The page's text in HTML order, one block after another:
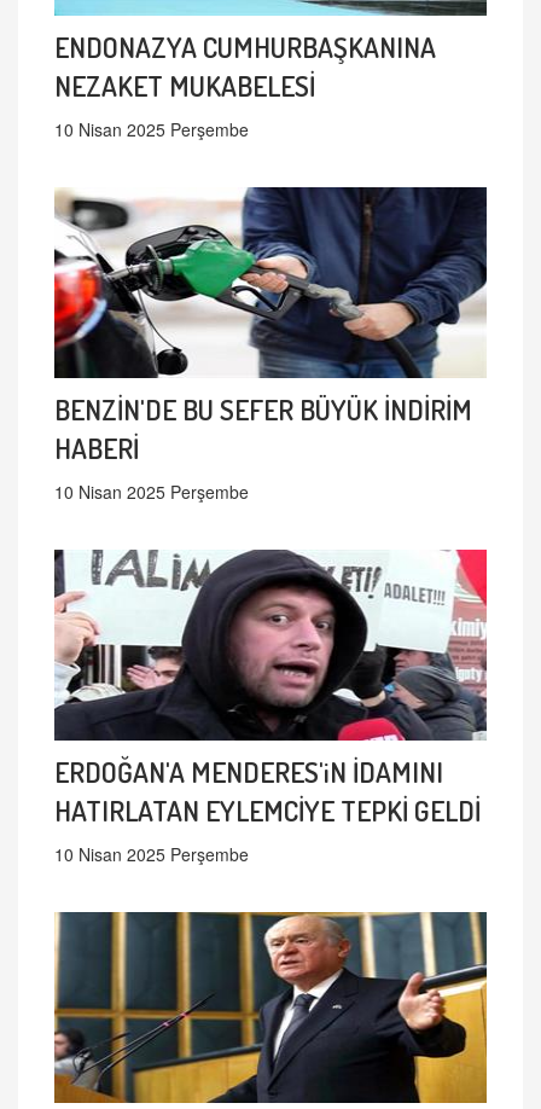
ENDONAZYA CUMHURBAŞKANINA
NEZAKET MUKABELESİ
10 Nisan 2025 Perşembe
BENZİN'DE BU SEFER BÜYÜK İNDİRİM
HABERİ
10 Nisan 2025 Perşembe
ERDOĞAN'A MENDERES'iN İDAMINI
HATIRLATAN EYLEMCİYE TEPKİ GELDİ
10 Nisan 2025 Perşembe